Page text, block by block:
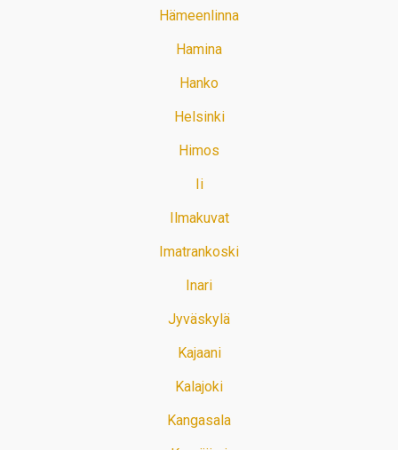
Hämeenlinna
Hamina
Hanko
Helsinki
Himos
Ii
Ilmakuvat
Imatrankoski
Inari
Jyväskylä
Kajaani
Kalajoki
Kangasala